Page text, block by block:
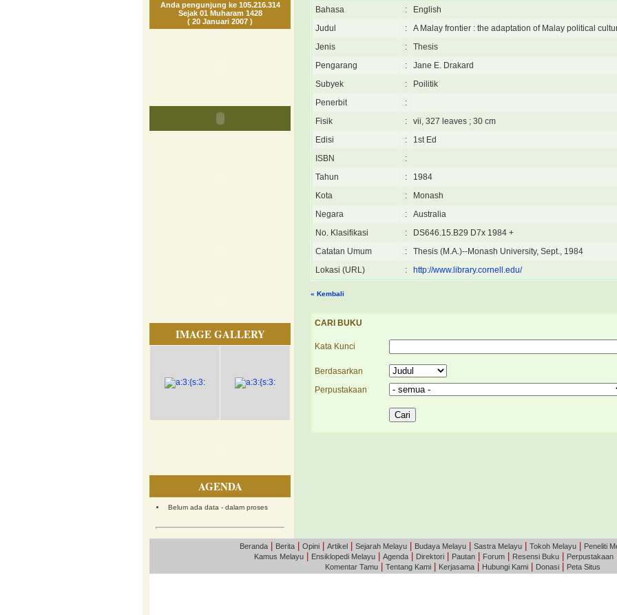
Anda pengunjung ke 105.216.314
Sejak 01 Muharam 1428
( 20 Januari 2007 )
IMAGE GALLERY
AGENDA
Belum ada data - dalam proses
Bahasa
:
English
Judul
:
A Malay frontier : the adaptation of Malay political
Jenis
:
Thesis
Pengarang
:
Jane E. Drakard
Subyek
:
Poilitik
Penerbit
:
Fisik
:
vii, 327 leaves ; 30 cm
Edisi
:
1st Ed
ISBN
:
Tahun
:
1984
Kota
:
Monash
Negara
:
Australia
No. Klasifikasi
:
DS646.15.B29 D7x 1984 +
Catatan Umum
:
Thesis (M.A.)--Monash University, Sept., 1984
Lokasi (URL)
: http://www.library.cornell.edu/
« Kembali
CARI BUKU
Kata Kunci
Berdasarkan
Perpustakaan
Beranda Berita Opini Artikel Sejarah Melayu Budaya Melayu Sastra Melayu Tokoh Melayu Peneliti
Kamus Melayu
Ensiklopedi Melayu Agenda Direktori Pautan Forum Resensi Buku Perpustakaan
Komentar Tamu
Tentang Kami Kerjasama Hubungi Kami Donasi Peta Situs